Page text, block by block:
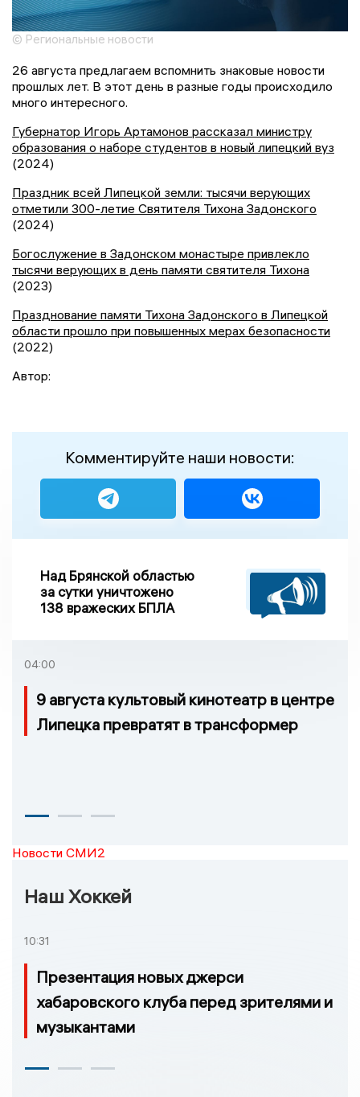
© Региональные новости
26 августа предлагаем вспомнить знаковые новости
прошлых лет. В этот день в разные годы происходило
много интересного.
Губернатор Игорь Артамонов рассказал министру
образования о наборе студентов в новый липецкий вуз
(2024)
Праздник всей Липецкой земли: тысячи верующих
отметили 300-летие Святителя Тихона Задонского
(2024)
Богослужение в Задонском монастыре привлекло
тысячи верующих в день памяти святителя Тихона
(2023)
Празднование памяти Тихона Задонского в Липецкой
области прошло при повышенных мерах безопасности
(2022)
Автор:
Комментируйте наши новости:
Над Брянской областью
за сутки уничтожено
138 вражеских БПЛА
04:00
9 августа культовый кинотеатр в центре
Липецка превратят в трансформер
Новости СМИ2
Наш Хоккей
10:31
Презентация новых джерси
хабаровского клуба перед зрителями и
музыкантами